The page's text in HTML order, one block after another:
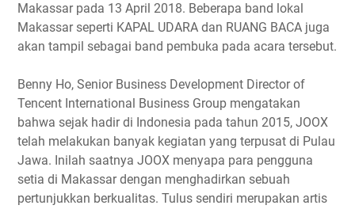
Makassar pada 13 April 2018. Beberapa band lokal
Makassar seperti KAPAL UDARA dan RUANG BACA juga
akan tampil sebagai band pembuka pada acara tersebut.
Benny Ho, Senior Business Development Director of
Tencent International Business Group mengatakan
bahwa sejak hadir di Indonesia pada tahun 2015, JOOX
telah melakukan banyak kegiatan yang terpusat di Pulau
Jawa. Inilah saatnya JOOX menyapa para pengguna
setia di Makassar dengan menghadirkan sebuah
pertunjukkan berkualitas. Tulus sendiri merupakan artis